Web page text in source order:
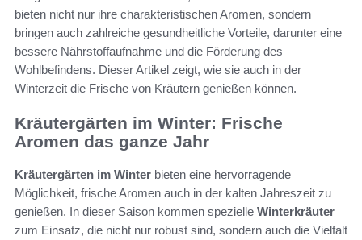
bieten nicht nur ihre charakteristischen Aromen, sondern
bringen auch zahlreiche gesundheitliche Vorteile, darunter eine
bessere Nährstoffaufnahme und die Förderung des
Wohlbefindens. Dieser Artikel zeigt, wie sie auch in der
Winterzeit die Frische von Kräutern genießen können.
Kräutergärten im Winter: Frische
Aromen das ganze Jahr
Kräutergärten im Winter bieten eine hervorragende
Möglichkeit, frische Aromen auch in der kalten Jahreszeit zu
genießen. In dieser Saison kommen spezielle Winterkräuter
zum Einsatz, die nicht nur robust sind, sondern auch die Vielfalt